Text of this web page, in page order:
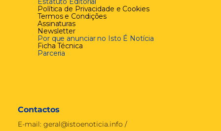
Política de Privacidade e Cookies
Termos e Condições
Assinaturas
Newsletter
Por que anunciar no Isto É Notícia
Ficha Técnica
Parceria
Contactos
E-mail: geral@istoenoticia.info /